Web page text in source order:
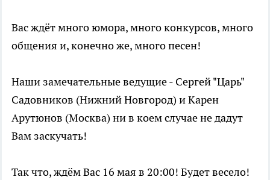
Вас ждёт много юмора, много конкурсов, много
общения и, конечно же, много песен!
Наши замечательные ведущие - Сергей "Царь"
Садовников (Нижний Новгород) и Карен
Арутюнов (Москва) ни в коем случае не дадут
Вам заскучать!
Так что, ждём Вас 16 мая в 20:00! Будет весело!